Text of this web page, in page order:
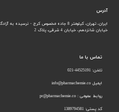
تماس با ما
تلفن: 44525191-021
ایمیل info@pharmachemie.co
روابط عمومی : pr@pharmachemie.co
کد پستی: 1389794581
آدرس
ایران، تهران، کیلومتر 8 جاده مخصوص کرج - نرسیده به آزادگان
خیابان شانزدهم، خیابان 4 شرقی، پلاک 2